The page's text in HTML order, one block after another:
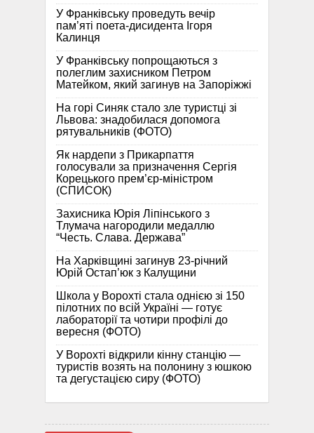
У Франківську проведуть вечір
пам’яті поета-дисидента Ігоря
Калинця
У Франківську попрощаються з
полеглим захисником Петром
Матейком, який загинув на Запоріжжі
На горі Синяк стало зле туристці зі
Львова: знадобилася допомога
рятувальників (ФОТО)
Як нардепи з Прикарпаття
голосували за призначення Сергія
Корецького прем’єр-міністром
(СПИСОК)
Захисника Юрія Ліпінського з
Тлумача нагородили медаллю
“Честь. Слава. Держава”
На Харківщині загинув 23-річний
Юрій Остап’юк з Калущини
Школа у Ворохті стала однією зі 150
пілотних по всій Україні — готує
лабораторії та чотири профілі до
вересня (ФОТО)
У Ворохті відкрили кінну станцію —
туристів возять на полонину з юшкою
та дегустацією сиру (ФОТО)